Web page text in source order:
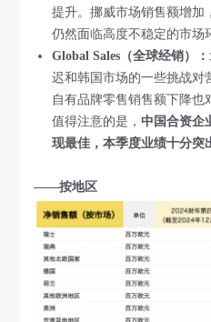
提升。挪威市场销售额增加
仍然面临高度不稳定的市场
Global Sales（全球经销）：
迟和韩国市场的一些挑战对
自有品牌零售销售额下降也
值得注意的是，中国合资企
现最佳，本季度业绩十分突
——按地区